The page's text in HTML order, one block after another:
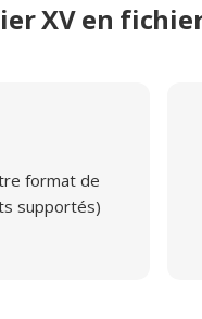
XV en
format de
supportés)